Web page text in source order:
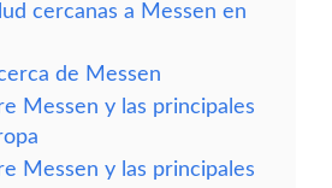
cercanas a Messen en
de Messen
Messen y las principales
Messen y las principales